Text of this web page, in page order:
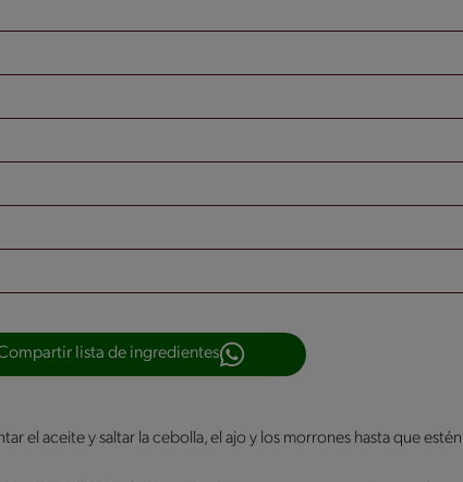
lista de ingredientes
el aceite y saltar la cebolla, el ajo y los morrones hasta que estén